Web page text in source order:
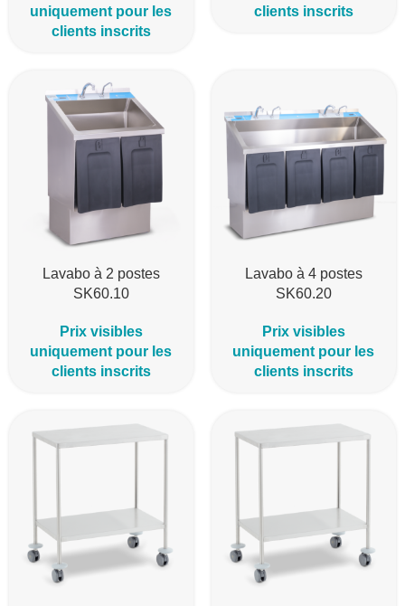
uniquement pour les
clients inscrits
clients inscrits
Lavabo à 2 postes
SK60.10
Prix visibles
uniquement pour les
clients inscrits
Lavabo à 4 postes
SK60.20
Prix visibles
uniquement pour les
clients inscrits